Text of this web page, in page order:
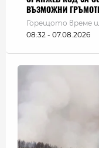
ВЪЗМОЖНИ
Горещото време
08:32 - 07.08.2026